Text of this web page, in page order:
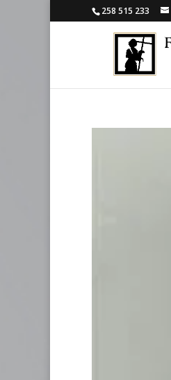
258 515 233